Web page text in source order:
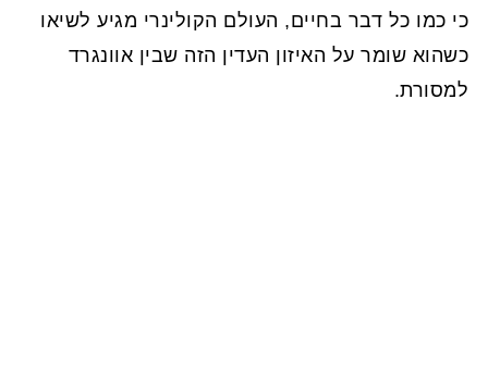
כי כמו כל דבר בחיים, העולם הקולינרי מגיע לשיאו
כשהוא שומר על האיזון העדין הזה שבין אוונגרד
למסורת.